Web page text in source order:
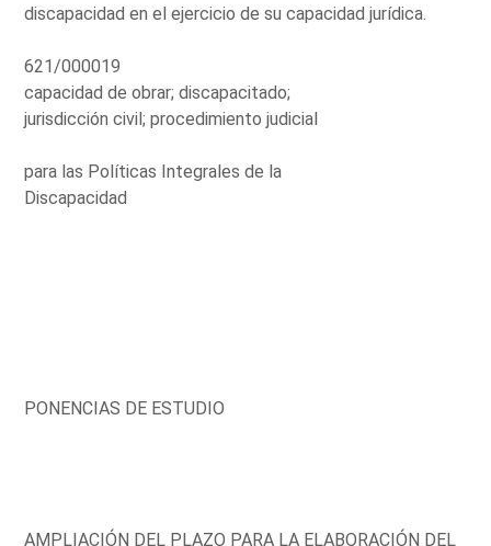
discapacidad en el ejercicio de su capacidad jurídica.
621/000019
capacidad de obrar; discapacitado;
jurisdicción civil; procedimiento judicial
para las Políticas Integrales de la
Discapacidad
PONENCIAS DE ESTUDIO
AMPLIACIÓN DEL PLAZO PARA LA ELABORACIÓN DEL